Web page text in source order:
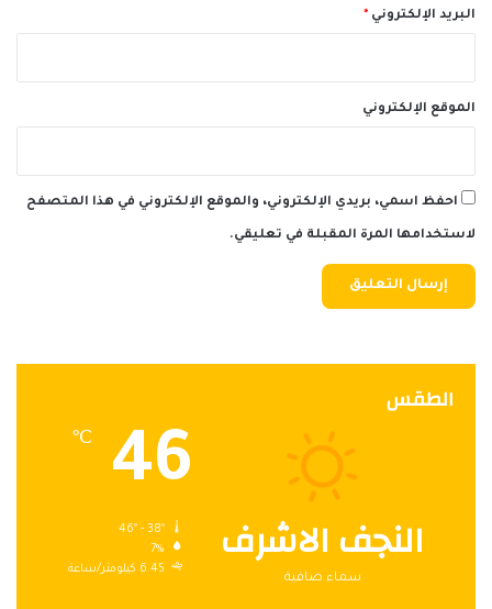
البريد الإلكتروني *
الموقع الإلكتروني
احفظ اسمي، بريدي الإلكتروني، والموقع الإلكتروني في هذا المتصفح
لاستخدامها المرة المقبلة في تعليقي.
الطقس
النجف الاشرف
سماء صافية
46
℃
7%
6.45 كيلومتر/ساعة